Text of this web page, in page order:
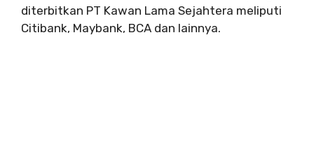
diterbitkan PT Kawan Lama Sejahtera meliputi
Citibank, Maybank, BCA dan lainnya.